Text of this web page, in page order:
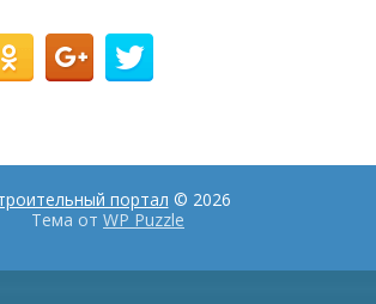
портал © 2026
Тема от WP Puzzle